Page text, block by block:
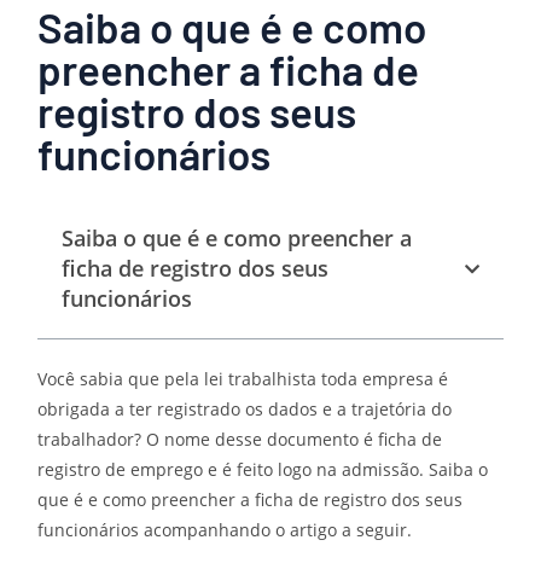
Saiba o que é e como
preencher a ficha de
registro dos seus
funcionários
Saiba o que é e como preencher a
ficha de registro dos seus
funcionários
Você sabia que pela lei trabalhista toda empresa é
obrigada a ter registrado os dados e a trajetória do
trabalhador? O nome desse documento é ficha de
registro de emprego e é feito logo na admissão. Saiba o
que é e como preencher a ficha de registro dos seus
funcionários acompanhando o artigo a seguir.